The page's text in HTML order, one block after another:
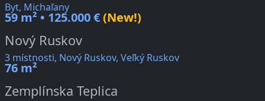
Byt, Michaľany
59 m² • 125.000 €(New!)
Nový Ruskov
3 místnosti, Nový Ruskov, Veľký Ruskov
76 m²
Zemplínska Teplica